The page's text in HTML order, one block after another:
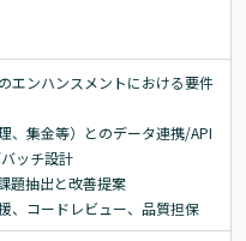
エンハンスメントにおける要件
、集金等）とのデータ連携/API
ッチ設計
題抽出と改善提案
、コードレビュー、品質担保